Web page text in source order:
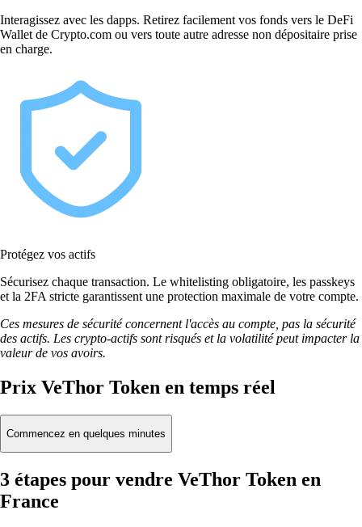
Interagissez avec les dapps. Retirez facilement vos fonds vers le DeFi
Wallet de Crypto.com ou vers toute autre adresse non dépositaire prise
en charge.
Protégez vos actifs
Sécurisez chaque transaction. Le whitelisting obligatoire, les passkeys
et la 2FA stricte garantissent une protection maximale de votre compte.
Ces mesures de sécurité concernent l'accès au compte, pas la sécurité
des actifs. Les crypto-actifs sont risqués et la volatilité peut impacter la
valeur de vos avoirs.
Prix VeThor Token en temps réel
Commencez en quelques minutes
3 étapes pour vendre VeThor Token en
France